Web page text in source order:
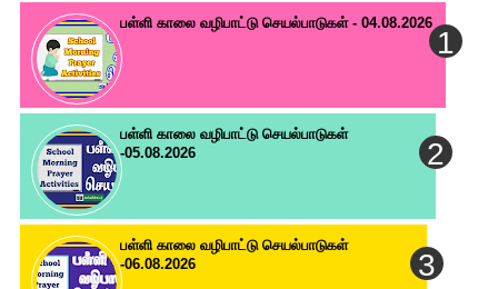
பள்ளி காலை வழிபாட்டு செயல்பாடுகள் - 04.08.2026
பள்ளி காலை வழிபாட்டு செயல்பாடுகள்
-05.08.2026
பள்ளி காலை வழிபாட்டு செயல்பாடுகள்
-06.08.2026